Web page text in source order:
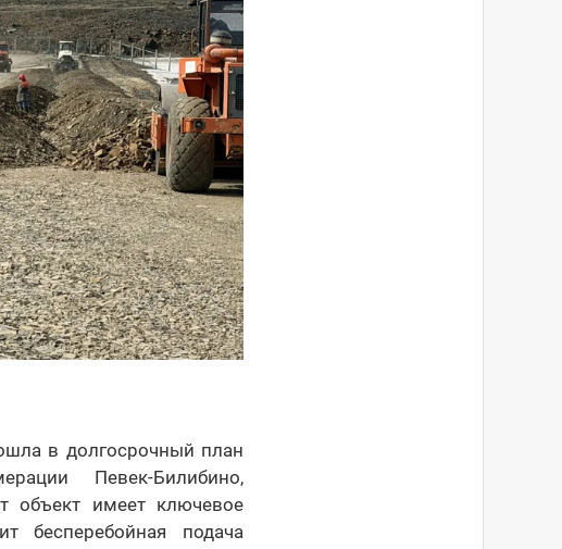
в долгосрочный план
Певек-Билибино,
объект имеет ключевое
бесперебойная подача